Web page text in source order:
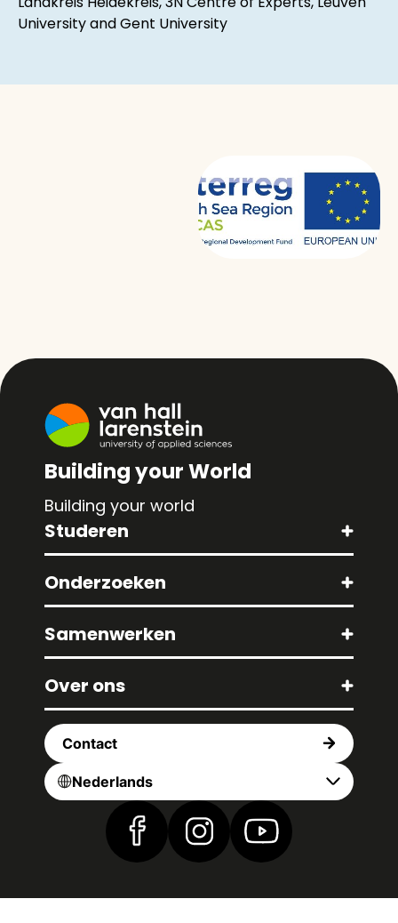
University and Gent University
Building your World
Building your world
Studeren
Onderzoeken
Samenwerken
Over ons
Contact
Nederlands
Vind ons op Facebook
Vind ons op Instagram
Vind ons op